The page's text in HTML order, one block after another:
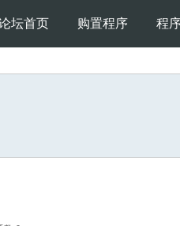
坛首页 购置程序 程